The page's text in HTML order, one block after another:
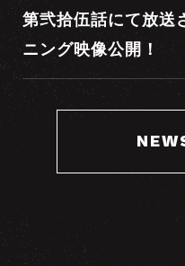
第弐拾伍話にて放送
ニング映像公開！